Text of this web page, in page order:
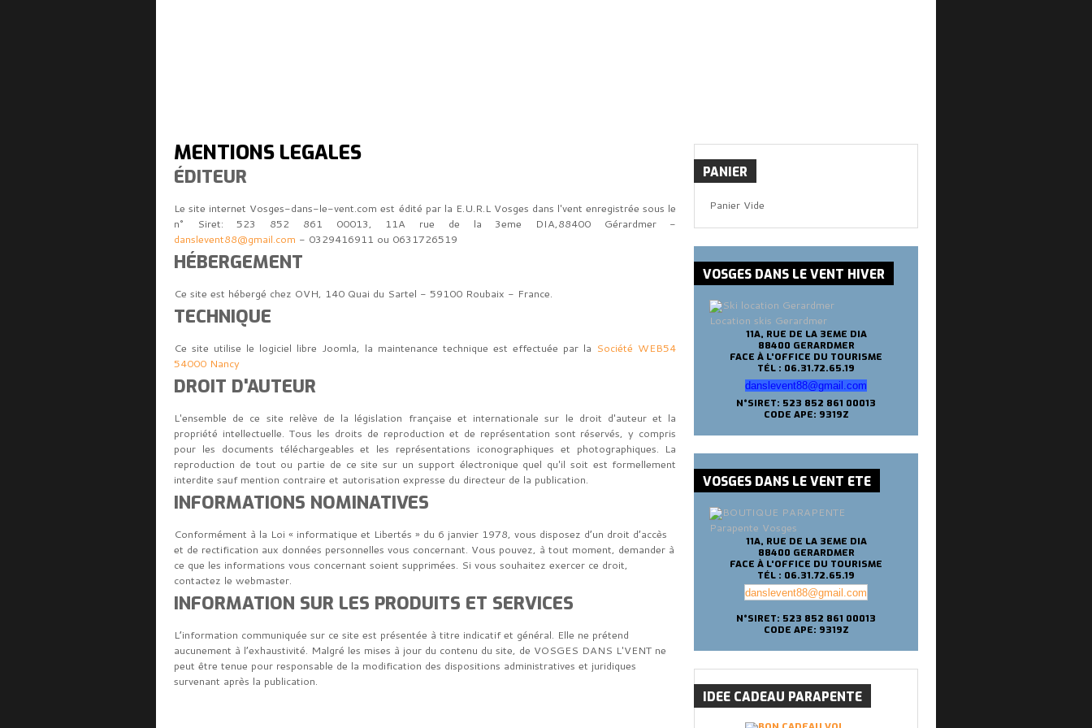
MENTIONS LÉGALES
ÉDITEUR
Le site internet Vosges-dans-le-vent.com est édité par la E.U.R.L Vosges dans l'vent enregistrée sous le
n° Siret: 523 852 861 00013, 11A rue de la 3eme DIA,88400 Gérardmer -
danslevent88@gmail.com - 0329416911 ou 0631726519
HÉBERGEMENT
Ce site est hébergé chez OVH, 140 Quai du Sartel - 59100 Roubaix - France.
TECHNIQUE
Ce site utilise le logiciel libre Joomla, la maintenance technique est effectuée par la Société WEB54
54000 Nancy
DROIT D'AUTEUR
L'ensemble de ce site relève de la législation française et internationale sur le droit d'auteur et la
propriété intellectuelle. Tous les droits de reproduction et de représentation sont réservés, y compris
pour les documents téléchargeables et les représentations iconographiques et photographiques. La
reproduction de tout ou partie de ce site sur un support électronique quel qu'il soit est formellement
interdite sauf mention contraire et autorisation expresse du directeur de la publication.
INFORMATIONS NOMINATIVES
Conformément à la Loi « informatique et Libertés » du 6 janvier 1978, vous disposez d’un droit d’accès
et de rectification aux données personnelles vous concernant. Vous pouvez, à tout moment, demander à
ce que les informations vous concernant soient supprimées. Si vous souhaitez exercer ce droit,
contactez le webmaster.
INFORMATION SUR LES PRODUITS ET SERVICES
L’information communiquée sur ce site est présentée à titre indicatif et général. Elle ne prétend
aucunement à l’exhaustivité. Malgré les mises à jour du contenu du site, de VOSGES DANS L'VENT ne
peut être tenue pour responsable de la modification des dispositions administratives et juridiques
survenant après la publication.
PANIER
Panier Vide
VOSGES DANS LE VENT HIVER
Location skis Gerardmer
11A, RUE DE LA 3EME DIA
88400 GERARDMER
FACE À L'OFFICE DU TOURISME
TÉL : 06.31.72.65.19
danslevent88@gmail.com
N°SIRET: 523 852 861 00013
CODE APE: 9319Z
VOSGES DANS LE VENT ETE
Parapente Vosges
11A, RUE DE LA 3EME DIA
88400 GERARDMER
FACE À L'OFFICE DU TOURISME
TÉL : 06.31.72.65.19
danslevent88@gmail.com
N°SIRET: 523 852 861 00013
CODE APE: 9319Z
IDEE CADEAU PARAPENTE